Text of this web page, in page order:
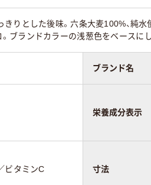
きりとした後味。六条大麦100%、純
ブランドカラーの浅葱色をベースに
ブランド名
栄養成分表示
ビタミンC 寸法